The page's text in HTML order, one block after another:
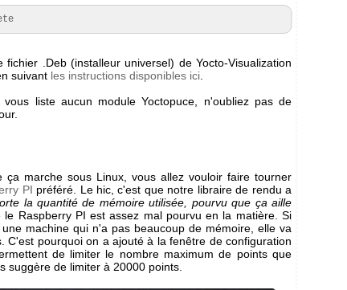
.Deb (installeur universel) de Yocto-Visualization
suivant les instructions disponibles ici
liste aucun module Yoctopuce, n'oubliez pas de
ça marche sous Linux, vous allez vouloir faire tourner
PI préféré. Le hic, c'est que notre libraire de rendu a
la quantité de mémoire utilisée, pourvu que ça aille
Raspberry PI est assez mal pourvu en la matière. Si
machine qui n'a pas beaucoup de mémoire, elle va
C'est pourquoi on a ajouté à la fenêtre de configuration
de limiter le nombre maximum de points que
suggère de limiter à 20000 points.